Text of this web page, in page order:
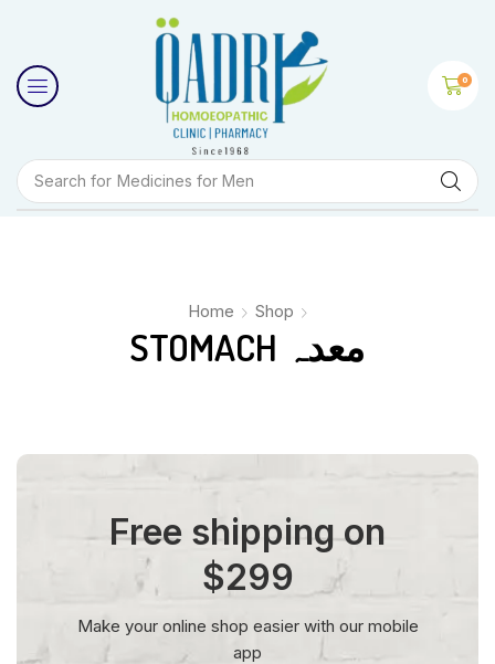
Search for Medicines for Men
0
Home Shop
STOMACH معدہ
Free shipping on
$299
Make your online shop easier with our mobile
app